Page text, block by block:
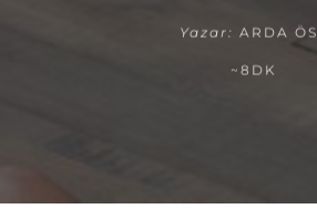
Yazar: ARDA ÖS
~8DK